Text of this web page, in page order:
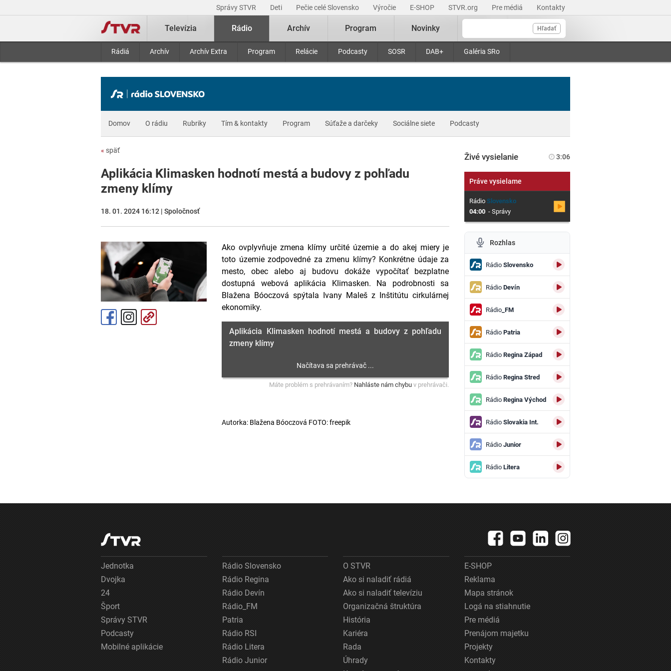
Správy STVR Deti Pečie celé Slovensko Výročie E-SHOP STVR.org Pre médiá Kontakty
Hľadať
Televízia Rádio
Rádiá Archív Archív Extra Program Relácie Podcasty SOSR DAB+ Galéria SRo
Archív Program Novinky
Domov O rádiu Rubriky Tím & kontakty Program Súťaže a darčeky Sociálne siete Podcasty
« späť
Aplikácia Klimasken hodnotí mestá a budovy z pohľadu
zmeny klímy
18. 01. 2024 16:12 | Spoločnosť
Ako ovplyvňuje zmena klímy určité územie a do akej miery je
toto územie zodpovedné za zmenu klímy? Konkrétne údaje za
mesto, obec alebo aj budovu dokáže vypočítať bezplatne
dostupná webová aplikácia Klimasken. Na podrobnosti sa
Blažena Bóoczová spýtala Ivany Maleš z Inštitútu cirkulárnej
ekonomiky.
Aplikácia Klimasken hodnotí mestá a budovy z pohľadu
zmeny klímy
Máte problém s prehrávaním? Nahláste nám chybu v prehrávači.
Autorka: Blažena Bóoczová FOTO: freepik
Živé vysielanie 3:06
Práve vysielame
RádioSlovensko
04:00 - Správy
Rozhlas
RádioSlovensko
RádioDevín
Rádio_FM
RádioPatria
RádioRegina Západ
RádioRegina Stred
RádioRegina Východ
RádioSlovakia Int.
RádioJunior
RádioLitera
Jednotka
Dvojka
24
Šport
Správy STVR
Podcasty
Mobilné aplikácie
Rádio Slovensko
Rádio Regina
Rádio Devín
Rádio_FM
Patria
Rádio RSI
Rádio Litera
Rádio Junior
O STVR
Ako si naladiť rádiá
Ako si naladiť televíziu
Organizačná štruktúra
História
Kariéra
Rada
Úhrady
E-SHOP
Reklama
Mapa stránok
Logá na stiahnutie
Pre médiá
Prenájom majetku
Projekty
Kontakty